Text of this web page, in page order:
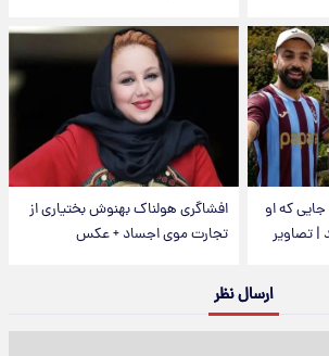
که او
| تصاویر
افشاگری هولناک بهنوش بختیاری از
تجارت موی اجساد + عکس
ارسال نظر